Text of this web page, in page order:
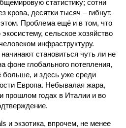
статистику; сотни
крова, десятки тысяч – гибнут.
Проблема ещё и в том, что
сельское хозяйство
инфраструктуру.
становиться чуть ли не
фоне глобального потепления,
больше, и здесь уже среди
Европа. Небывалая жара,
прошлом годах в Италии и во
и экзотика, впрочем, не менее